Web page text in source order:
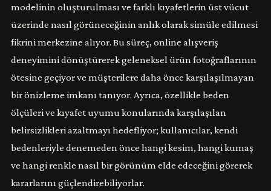
modelinin oluşturulması ve farklı kıyafetlerin üst vücut
üzerinde nasıl görüneceğinin anlık olarak simüle edilmesi
fikrini merkezine alıyor. Bu süreç, online alışveriş
deneyimini dönüştürerek geleneksel ürün fotoğraflarının
ötesine geçiyor ve müşterilere daha önce karşılaşılmayan
bir önizleme imkanı tanıyor. Ayrıca, özellikle beden
ölçüleri ve kıyafet uyumu konularında karşılaşılan
belirsizlikleri azaltmayı hedefliyor; kullanıcılar, kendi
bedenleriyle denemeden önce hangi kesim, hangi kumaş
ve hangi renkle nasıl bir görünüm elde edeceğini görerek
kararlarını güçlendirebiliyorlar.